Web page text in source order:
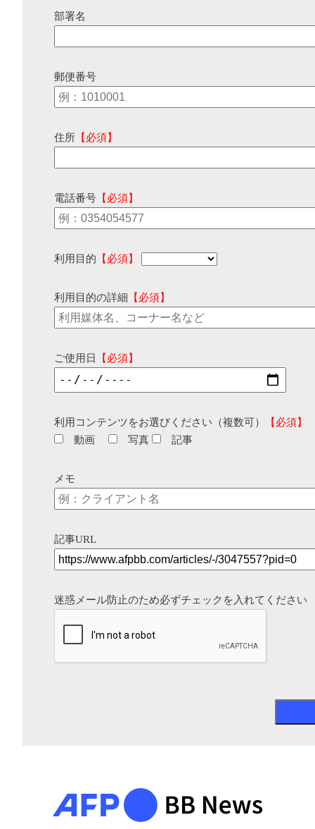
部署名
郵便番号
住所 【必須】
電話番号 【必須】
利用目的 【必須】
利用目的の詳細 【必須】
ご使用日 【必須】
利用コンテンツをお選びください（複数可）
【必須】
動画
写真 記事
メモ
記事URL
迷惑メール防止のため必ずチェックを入れてください